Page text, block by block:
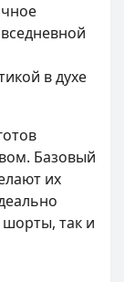
в духе
Базовый
их
так и